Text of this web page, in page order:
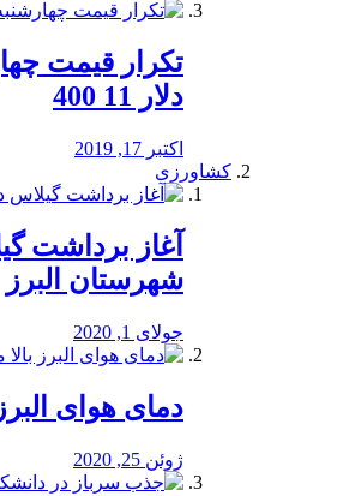
تکرار قیمت
دلار 11 400
اکتبر 17, 2019
کشاورزی
آغاز برداشت
شهرستان البرز
جولای 1, 2020
دمای هوای
ژوئن 25, 2020